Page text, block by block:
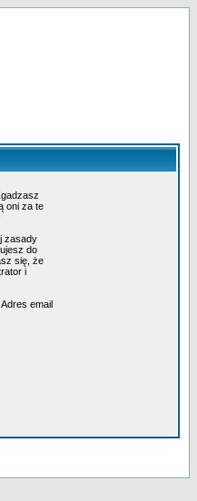
oni za te
zasady
do
się, że
i
email